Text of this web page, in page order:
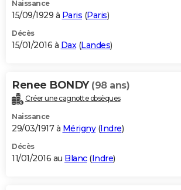
Naissance
15/09/1929 à Paris (Paris)
Décès
15/01/2016 à Dax(Landes)
Renee BONDY (98 ans)
Créer une cagnotte obsèques
Naissance
29/03/1917 à Mérigny(Indre)
Décès
11/01/2016 au Blanc(Indre)